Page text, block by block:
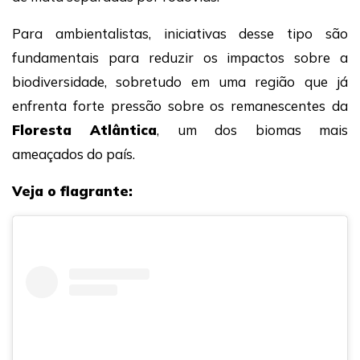
Para ambientalistas, iniciativas desse tipo são
fundamentais para reduzir os impactos sobre a
biodiversidade, sobretudo em uma região que já
enfrenta forte pressão sobre os remanescentes da
Floresta Atlântica, um dos biomas mais
ameaçados do país.
Veja o flagrante: